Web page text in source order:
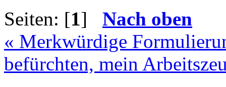
Seiten: [1] Nach oben
« Merkwürdige
befürchten, mein